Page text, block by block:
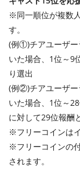
※同一順位が複数
す。
(例①)チアユーザー
いた場合、1位～9
り選出
(例②)チアユーザー
いた場合、1位～
に対して29位報酬
※フリーコインは
※フリーコインの
されます。